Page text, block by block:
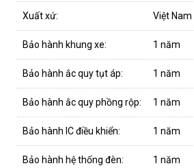
Xuất xứ: Việt Nam
Bảo hành khung xe: 1 năm
Bảo hành ắc quy tụt áp: 1 năm
Bảo hành ắc quy phồng rộp: 1 năm
Bảo hành IC điều khiển: 1 năm
Bảo hành hệ thống đèn: 1 năm